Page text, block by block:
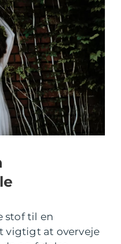
stof til en
vigtigt at overveje